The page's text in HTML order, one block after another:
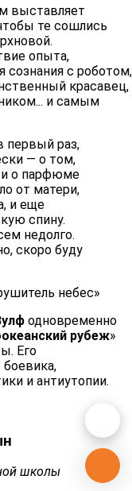
выставляет
те сошлись
опыта,
сознания с роботом,
красавец,
и самым
первый раз,
— о том,
и о парфюме
от матери,
и еще
спину.
недолго.
скоро буду
небес»
одновременно
рубеж»
Его
и антиутопии.
школы